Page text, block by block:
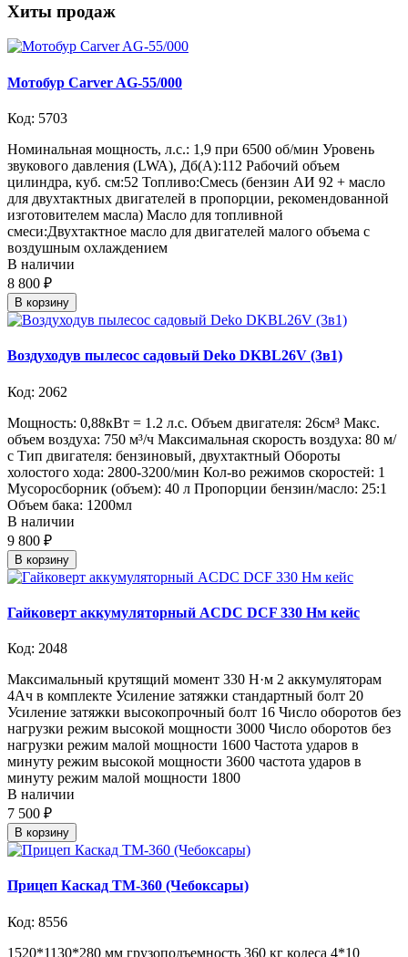
Хиты продаж
Мотобур Carver AG-55/000
Код: 5703
Номинальная мощность, л.с.: 1,9 при 6500 об/мин Уровень
звукового давления (LWA), Дб(А):112 Рабочий объем
цилиндра, куб. см:52 Топливо:Смесь (бензин АИ 92 + масло
для двухтактных двигателей в пропорции, рекомендованной
изготовителем масла) Масло для топливной
смеси:Двухтактное масло для двигателей малого объема с
воздушным охлаждением
В наличии
8 800 ₽
В корзину
Воздуходув пылесос садовый Deko DKBL26V (3в1)
Код: 2062
Мощность: 0,88кВт = 1.2 л.с. Объем двигателя: 26см³ Макс.
объем воздуха: 750 м³/ч Максимальная скорость воздуха: 80 м/
с Тип двигателя: бензиновый, двухтактный Обороты
холостого хода: 2800-3200/мин Кол-во режимов скоростей: 1
Мусоросборник (объем): 40 л Пропорции бензин/масло: 25:1
Объем бака: 1200мл
В наличии
9 800 ₽
В корзину
Гайковерт аккумуляторный ACDC DCF 330 Нм кейс
Код: 2048
Максимальный крутящий момент 330 Н·м 2 аккумуляторам
4Ач в комплекте Усиление затяжки стандартный болт 20
Усиление затяжки высокопрочный болт 16 Число оборотов без
нагрузки режим высокой мощности 3000 Число оборотов без
нагрузки режим малой мощности 1600 Частота ударов в
минуту режим высокой мощности 3600 частота ударов в
минуту режим малой мощности 1800
В наличии
7 500 ₽
В корзину
Прицеп Каскад ТМ-360 (Чебоксары)
Код: 8556
1520*1130*280 мм грузоподъемность 360 кг колеса 4*10